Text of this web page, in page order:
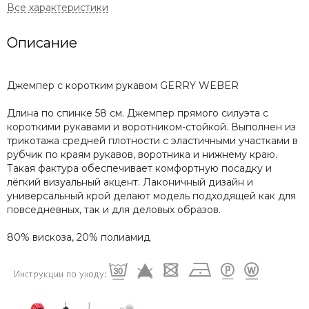
Описание
Джемпер с коротким рукавом GERRY WEBER
Длина по спинке 58 см. Джемпер прямого силуэта с
короткими рукавами и воротником-стойкой. Выполнен из
трикотажа средней плотности с эластичными участками в
рубчик по краям рукавов, воротника и нижнему краю.
Такая фактура обеспечивает комфортную посадку и
лёгкий визуальный акцент. Лаконичный дизайн и
универсальный крой делают модель подходящей как для
повседневных, так и для деловых образов.
80% вискоза, 20% полиамид